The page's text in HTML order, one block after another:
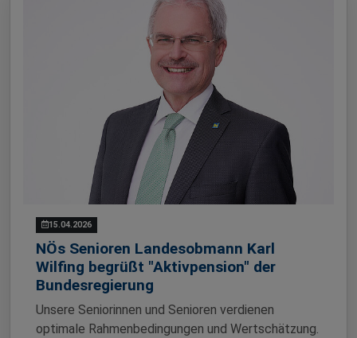
15.04.2026
NÖs Senioren Landesobmann Karl
Wilfing begrüßt "Aktivpension" der
Bundesregierung
Unsere Seniorinnen und Senioren verdienen
optimale Rahmenbedingungen und Wertschätzung.